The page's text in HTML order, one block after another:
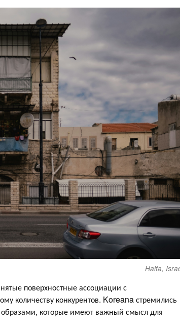
Haifa,
поверхностные ассоциации с
количеству конкурентов. Koreana стремились
которые имеют важный смысл для